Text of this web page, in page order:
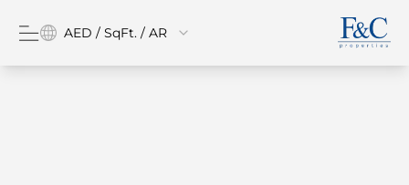
AED / SqFt. / AR